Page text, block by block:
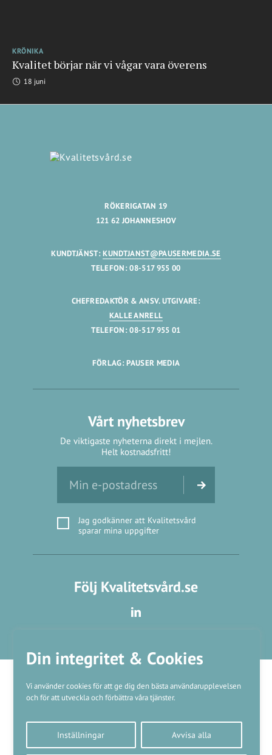
Din integritet & Cookies
Vi använder cookies för att ge dig den bästa användarupplevelsen
och för att utveckla och förbättra våra tjänster.
Inställningar Avvisa alla
KRÖNIKA
Kvalitet börjar när vi vågar vara överens
18 juni
RÖKERIGATAN 19
121 62 JOHANNESHOV
KUNDTJÄNST:KUNDTJANST@PAUSERMEDIA.SE
TELEFON: 08-517 955 00
CHEFREDAKTÖR & ANSV. UTGIVARE:
KALLE ANRELL
TELEFON: 08-517 955 01
FÖRLAG: PAUSER MEDIA
Vårt nyhetsbrev
De viktigaste nyheterna direkt i mejlen.
Helt kostnadsfritt!
Jag godkänner att Kvalitetsvård
sparar mina uppgifter
Följ Kvalitetsvård.se
Kundtjänst